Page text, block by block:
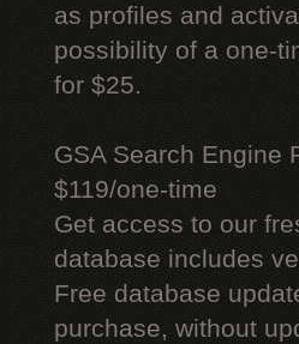
as profiles and
possibility of a one-
for $25.
GSA Search Engine
$119/one-time
Get access to our
database includes
Free database
purchase, without